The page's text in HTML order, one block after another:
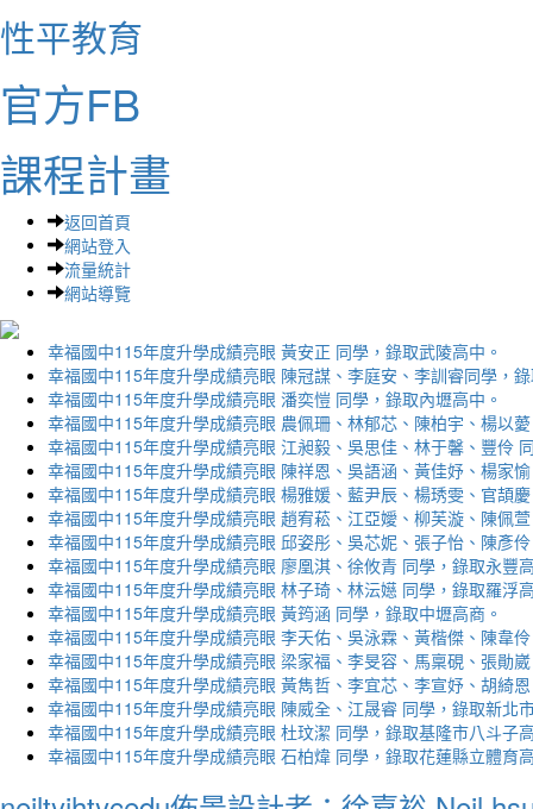
性平教育
官方FB
課程計畫
返回首頁
網站登入
流量統計
網站導覽
幸福國中115年度升學成績亮眼 黃安正 同學，錄取武陵高中。
幸福國中115年度升學成績亮眼 陳冠謀、李庭安、李訓睿同學，
幸福國中115年度升學成績亮眼 潘奕愷 同學，錄取內壢高中。
幸福國中115年度升學成績亮眼 農佩珊、林郁芯、陳柏宇、楊以
幸福國中115年度升學成績亮眼 江昶毅、吳思佳、林于馨、豐伶
幸福國中115年度升學成績亮眼 陳祥恩、吳語涵、黃佳妤、楊家
幸福國中115年度升學成績亮眼 楊雅媛、藍尹辰、楊琇雯、官頡
幸福國中115年度升學成績亮眼 趙宥菘、江亞嬡、柳芙漩、陳佩
幸福國中115年度升學成績亮眼 邱姿彤、吳芯妮、張子怡、陳彥
幸福國中115年度升學成績亮眼 廖凰淇、徐攸青 同學，錄取永豐
幸福國中115年度升學成績亮眼 林子琦、林沄嬨 同學，錄取羅浮
幸福國中115年度升學成績亮眼 黃筠涵 同學，錄取中壢高商。
幸福國中115年度升學成績亮眼 李天佑、吳泳霖、黃楷傑、陳韋
幸福國中115年度升學成績亮眼 梁家福、李旻容、馬稟硯、張勛
幸福國中115年度升學成績亮眼 黃雋哲、李宜芯、李宣妤、胡綺
幸福國中115年度升學成績亮眼 陳威全、江晟睿 同學，錄取新北
幸福國中115年度升學成績亮眼 杜玟潔 同學，錄取基隆市八斗子
幸福國中115年度升學成績亮眼 石柏煒 同學，錄取花蓮縣立體育